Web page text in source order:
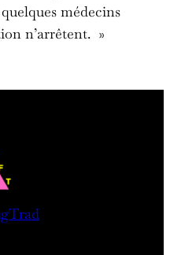
médecins
n’arrêtent. »